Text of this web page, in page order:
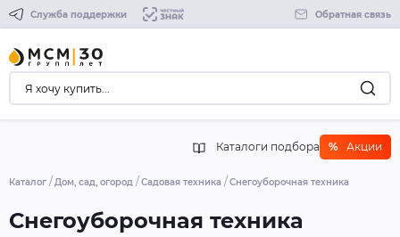
Служба поддержки Обратная связь
Каталоги подбора % Акции
Каталог Дом, сад, огород Садовая техника Снегоуборочная техника
Снегоуборочная техника